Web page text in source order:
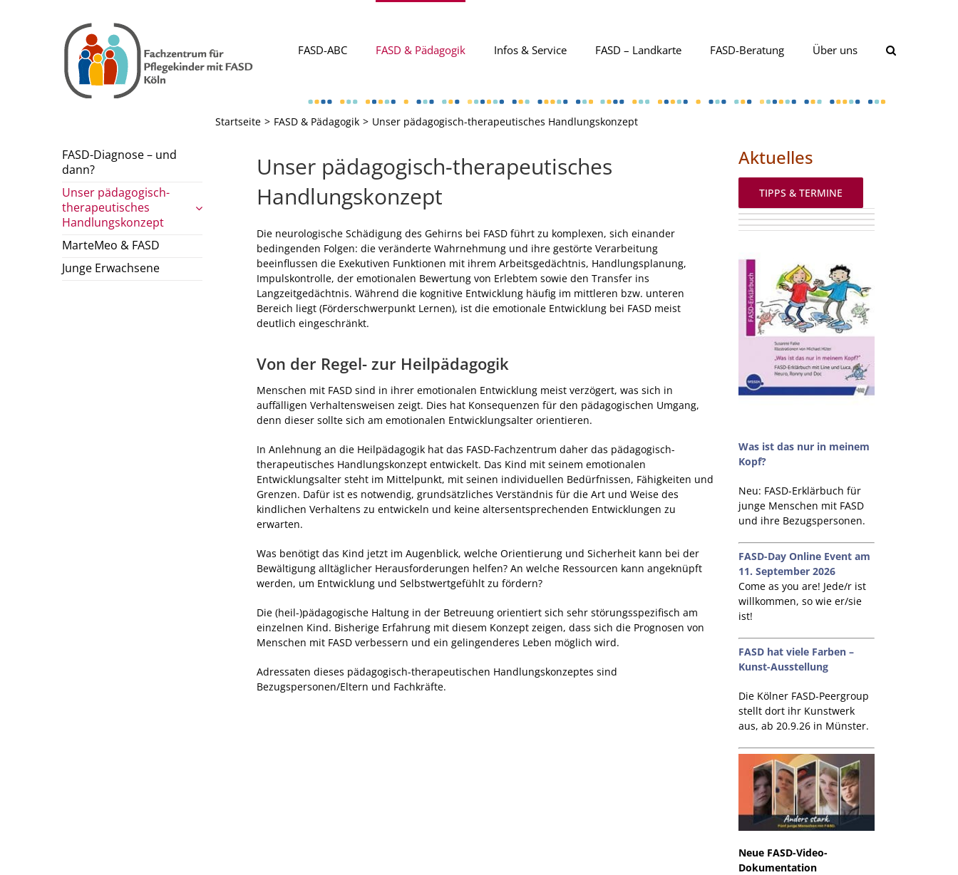
FASD-ABC FASD & Pädagogik Infos & Service FASD – Landkarte FASD-Beratung Über uns
Startseite FASD & Pädagogik Unser pädagogisch-therapeutisches Handlungskonzept
FASD-Diagnose – und
dann?
Unser pädagogisch-
therapeutisches
Handlungskonzept
MarteMeo & FASD
Junge Erwachsene
Unser pädagogisch-therapeutisches
Handlungskonzept
Die neurologische Schädigung des Gehirns bei FASD führt zu komplexen, sich einander
bedingenden Folgen: die veränderte Wahrnehmung und ihre gestörte Verarbeitung
beeinflussen die Exekutiven Funktionen mit ihrem Arbeitsgedächtnis, Handlungsplanung,
Impulskontrolle, der emotionalen Bewertung von Erlebtem sowie den Transfer ins
Langzeitgedächtnis. Während die kognitive Entwicklung häufig im mittleren bzw. unteren
Bereich liegt (Förderschwerpunkt Lernen), ist die emotionale Entwicklung bei FASD meist
deutlich eingeschränkt.
Von der Regel- zur Heilpädagogik
Menschen mit FASD sind in ihrer emotionalen Entwicklung meist verzögert, was sich in
auffälligen Verhaltensweisen zeigt. Dies hat Konsequenzen für den pädagogischen Umgang,
denn dieser sollte sich am emotionalen Entwicklungsalter orientieren.
In Anlehnung an die Heilpädagogik hat das FASD-Fachzentrum daher das pädagogisch-
therapeutisches Handlungskonzept entwickelt. Das Kind mit seinem emotionalen
Entwicklungsalter steht im Mittelpunkt, mit seinen individuellen Bedürfnissen, Fähigkeiten und
Grenzen. Dafür ist es notwendig, grundsätzliches Verständnis für die Art und Weise des
kindlichen Verhaltens zu entwickeln und keine altersentsprechenden Entwicklungen zu
erwarten.
Was benötigt das Kind jetzt im Augenblick, welche Orientierung und Sicherheit kann bei der
Bewältigung alltäglicher Herausforderungen helfen? An welche Ressourcen kann angeknüpft
werden, um Entwicklung und Selbstwertgefühlt zu fördern?
Die (heil-)pädagogische Haltung in der Betreuung orientiert sich sehr störungsspezifisch am
einzelnen Kind. Bisherige Erfahrung mit diesem Konzept zeigen, dass sich die Prognosen von
Menschen mit FASD verbessern und ein gelingenderes Leben möglich wird.
Adressaten dieses pädagogisch-therapeutischen Handlungskonzeptes sind
Bezugspersonen/Eltern und Fachkräfte.
Aktuelles
TIPPS & TERMINE
Was ist das nur in meinem
Kopf?
Neu: FASD-Erklärbuch für
junge Menschen mit FASD
und ihre Bezugspersonen.
FASD-Day Online Event am
11. September 2026
Come as you are! Jede/r ist
willkommen, so wie er/sie
ist!
FASD hat viele Farben –
Kunst-Ausstellung
Die Kölner FASD-Peergroup
stellt dort ihr Kunstwerk
aus, ab 20.9.26 in Münster.
Neue FASD-Video-
Dokumentation